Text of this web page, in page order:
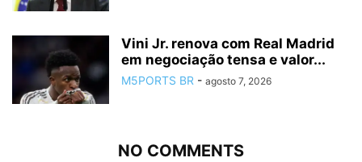
Vini Jr. renova com Real Madrid
em negociação tensa e valor...
M5PORTS BR - agosto 7, 2026
NO COMMENTS